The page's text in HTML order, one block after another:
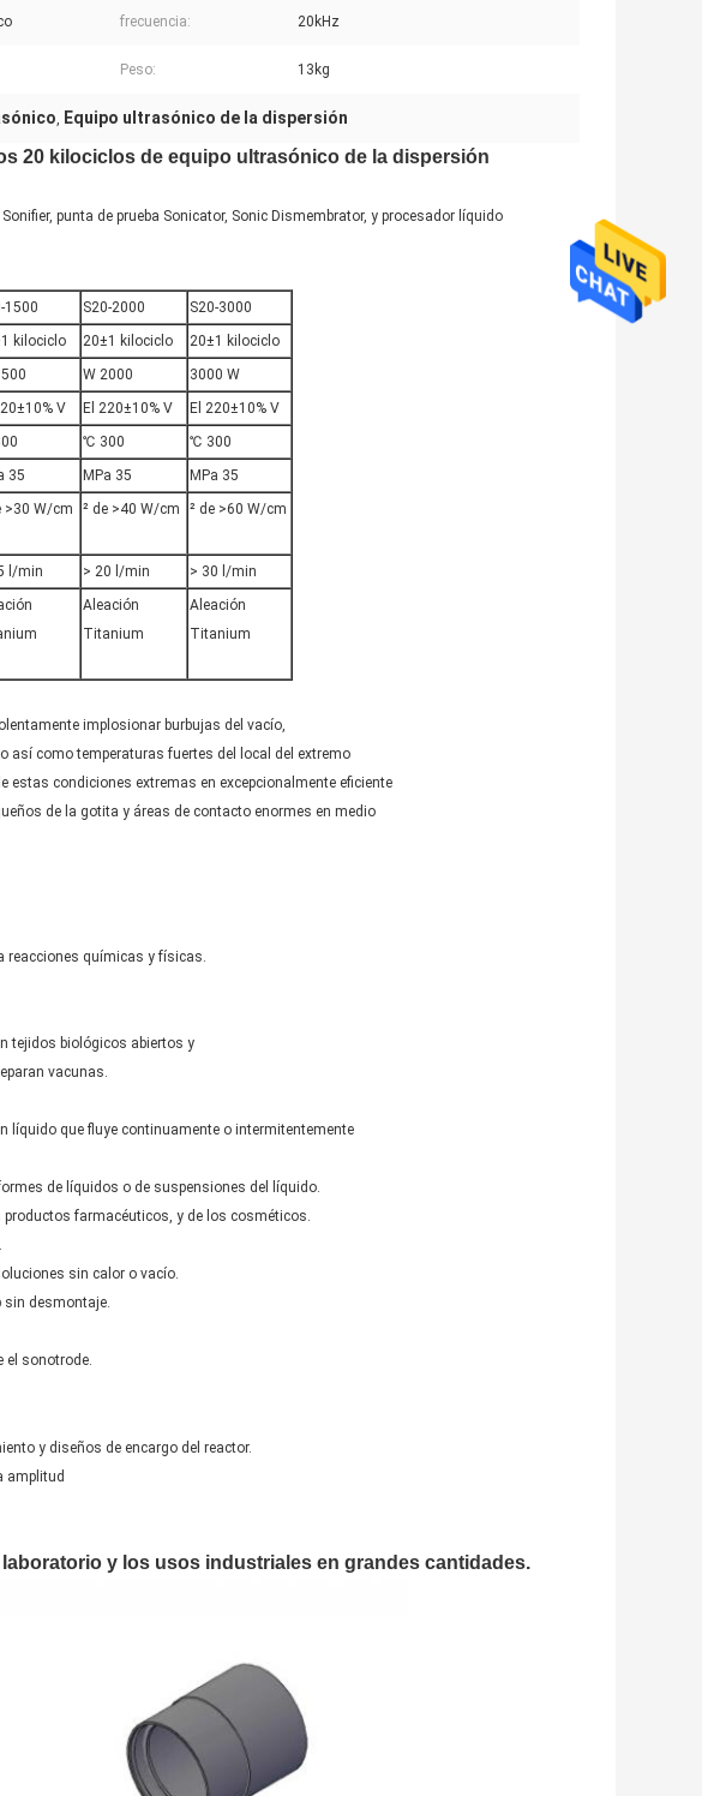
frecuencia: 20kHz
Peso: 13kg
, Equipo ultrasónico de la dispersión
20 kilociclos de equipo ultrasónico de la dispersión
punta de prueba Sonicator, Sonic Dismembrator, y procesador líquido
1500 S20-2000
S20-3000
kilociclo 20±1 kilociclo
20±1 kilociclo
W 2000
3000 W
V El 220±10% V
El 220±10% V
℃ 300
℃ 300
35 MPa 35
MPa 35
>30 W/cm ² de >40 W/cm ² de >60 W/cm
l/min > 20 l/min
> 30 l/min
Aleación
Titanium
Aleación
Titanium
implosionar burbujas del vacío,
así como temperaturas fuertes del local del extremo
condiciones extremas en excepcionalmente eficiente
de la gotita y áreas de contacto enormes en medio
reacciones químicas y físicas.
tejidos biológicos abiertos y
vacunas.
que fluye continuamente o intermitentemente
de líquidos o de suspensiones del líquido.
farmacéuticos, y de los cosméticos.
sin calor o vacío.
sin desmontaje.
el sonotrode.
y diseños de encargo del reactor.
amplitud
y los usos industriales en grandes cantidades.